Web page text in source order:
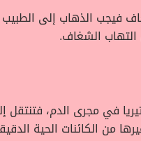
فيجب الذهاب إلى
الشغاف.
في مجرى الدم،
من الكائنات الحية